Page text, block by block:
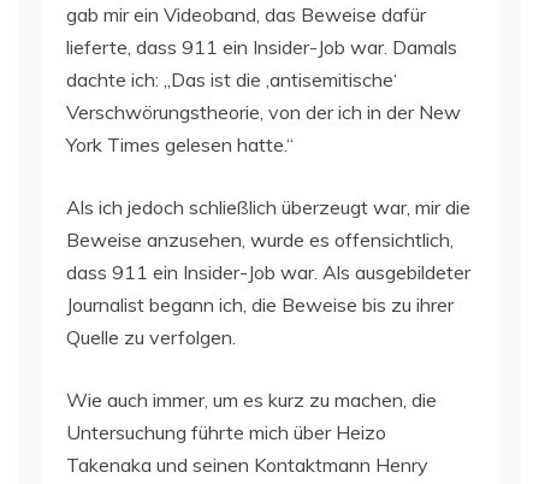
gab mir ein Videoband, das Beweise dafür
lieferte, dass 911 ein Insider-Job war. Damals
dachte ich: „Das ist die ‚antisemitische‘
Verschwörungstheorie, von der ich in der New
York Times gelesen hatte.“
Als ich jedoch schließlich überzeugt war, mir die
Beweise anzusehen, wurde es offensichtlich,
dass 911 ein Insider-Job war. Als ausgebildeter
Journalist begann ich, die Beweise bis zu ihrer
Quelle zu verfolgen.
Wie auch immer, um es kurz zu machen, die
Untersuchung führte mich über Heizo
Takenaka und seinen Kontaktmann Henry